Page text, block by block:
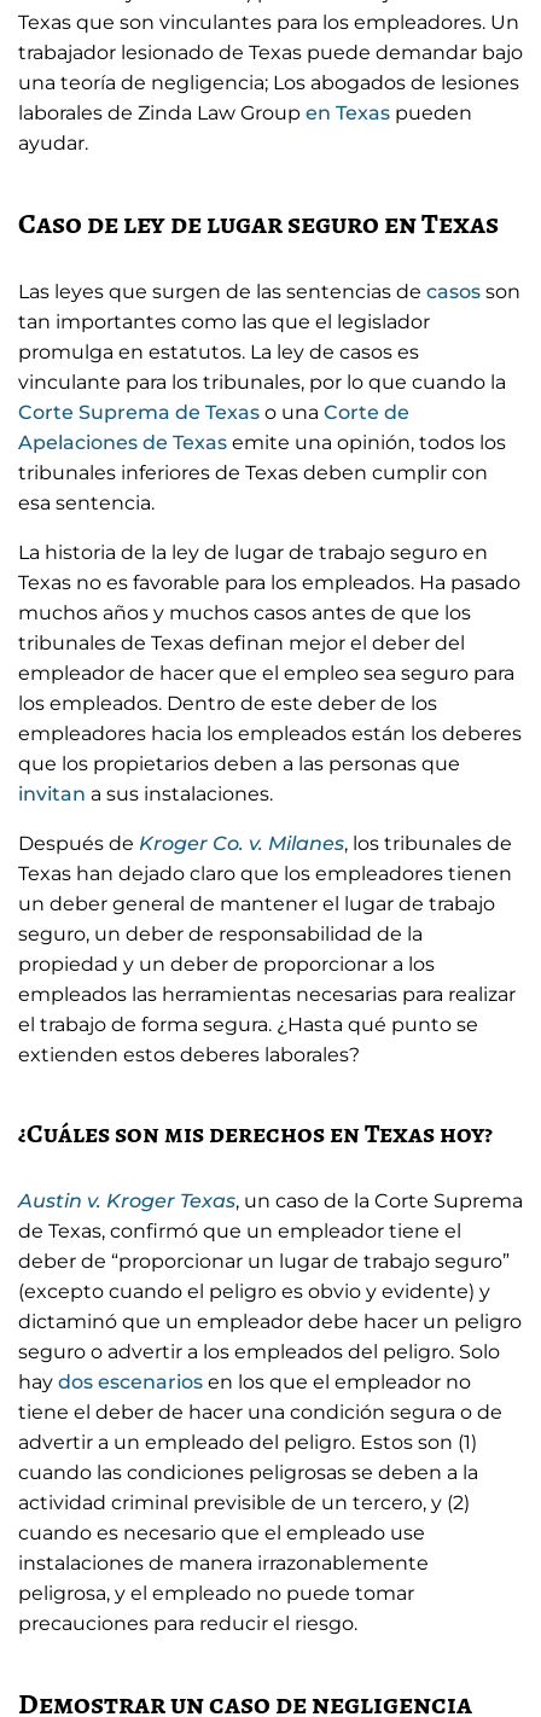
Texas que son vinculantes para los empleadores. Un
trabajador lesionado de Texas puede demandar bajo
una teoría de negligencia; Los abogados de lesiones
laborales de Zinda Law Group en Texas pueden
ayudar.
Caso de ley de lugar seguro en Texas
Las leyes que surgen de las sentencias de casos son
tan importantes como las que el legislador
promulga en estatutos. La ley de casos es
vinculante para los tribunales, por lo que cuando la
Corte Suprema de Texas o una Corte de
Apelaciones de Texas emite una opinión, todos los
tribunales inferiores de Texas deben cumplir con
esa sentencia.
La historia de la ley de lugar de trabajo seguro en
Texas no es favorable para los empleados. Ha pasado
muchos años y muchos casos antes de que los
tribunales de Texas definan mejor el deber del
empleador de hacer que el empleo sea seguro para
los empleados. Dentro de este deber de los
empleadores hacia los empleados están los deberes
que los propietarios deben a las personas que
invitan a sus instalaciones.
Después de Kroger Co. v. Milanes, los tribunales de
Texas han dejado claro que los empleadores tienen
un deber general de mantener el lugar de trabajo
seguro, un deber de responsabilidad de la
propiedad y un deber de proporcionar a los
empleados las herramientas necesarias para realizar
el trabajo de forma segura. ¿Hasta qué punto se
extienden estos deberes laborales?
¿Cuáles son mis derechos en Texas hoy?
Austin v. Kroger Texas, un caso de la Corte Suprema
de Texas, confirmó que un empleador tiene el
deber de “proporcionar un lugar de trabajo seguro”
(excepto cuando el peligro es obvio y evidente) y
dictaminó que un empleador debe hacer un peligro
seguro o advertir a los empleados del peligro. Solo
hay dos escenarios en los que el empleador no
tiene el deber de hacer una condición segura o de
advertir a un empleado del peligro. Estos son (1)
cuando las condiciones peligrosas se deben a la
actividad criminal previsible de un tercero, y (2)
cuando es necesario que el empleado use
instalaciones de manera irrazonablemente
peligrosa, y el empleado no puede tomar
precauciones para reducir el riesgo.
Demostrar un caso de negligencia